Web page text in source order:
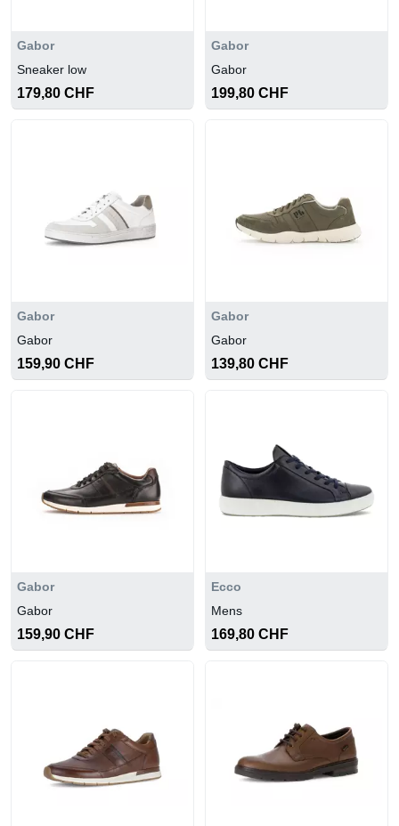
Gabor
Sneaker low
179,80 CHF
Gabor
Gabor
199,80 CHF
Gabor
Gabor
159,90 CHF
Gabor
Gabor
139,80 CHF
Gabor
Gabor
159,90 CHF
Ecco
Mens
169,80 CHF